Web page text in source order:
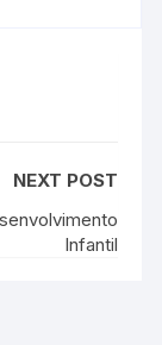
NEXT POST
Infantil